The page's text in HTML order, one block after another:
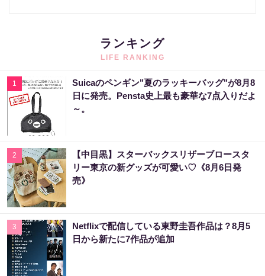
ランキング
LIFE RANKING
1
Suicaのペンギン"夏のラッキーバッグ"が8月8
日に発売。Pensta史上最も豪華な7点入りだよ
～。
2
【中目黒】スターバックスリザーブロースタ
リー東京の新グッズが可愛い♡《8月6日発
売》
3
Netflixで配信している東野圭吾作品は？8月5
日から新たに7作品が追加